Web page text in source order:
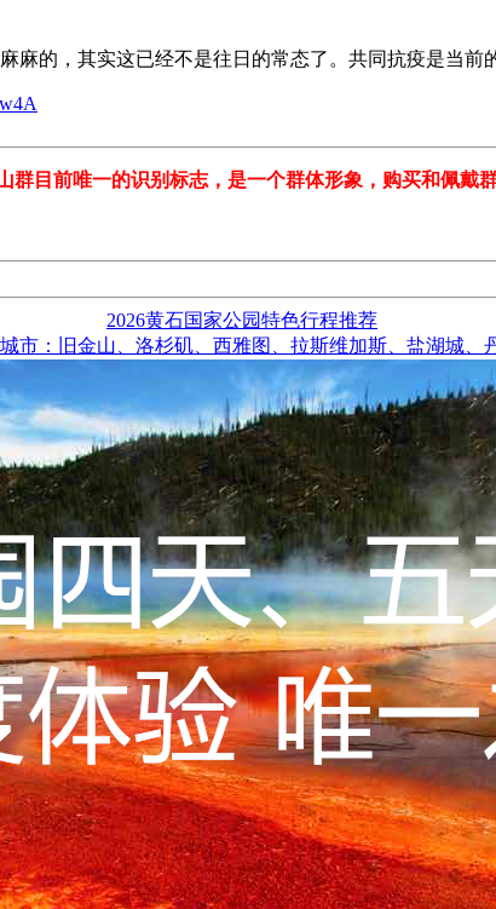
麻的，其实这已经不是往日的常态了。共同抗疫是当前
群目前唯一的识别标志，是一个群体形象，购买和佩
2026黄石国家公园特色行程推荐
市：旧金山、洛杉矶、西雅图、拉斯维加斯、盐湖城、